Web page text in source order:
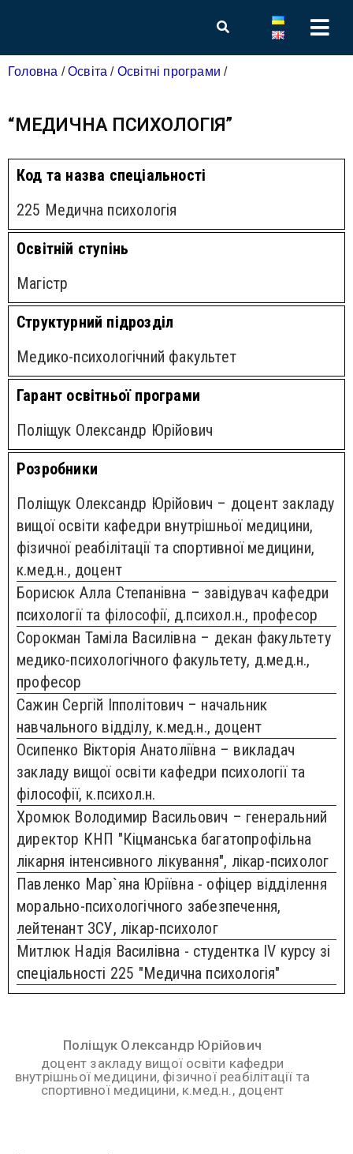
Головна /Освіта / Освітні програми /
“МЕДИЧНА ПСИХОЛОГІЯ”
Код та назва спеціальності
225 Медична психологія
Освітній ступінь
Магістр
Структурний підрозділ
Медико-психологічний факультет
Гарант освітньої програми
Поліщук Олександр Юрійович
Розробники
Поліщук Олександр Юрійович – доцент закладу
вищої освіти кафедри внутрішньої медицини,
фізичної реабілітації та спортивної медицини,
к.мед.н., доцент
Борисюк Алла Степанівна – завідувач кафедри
психології та філософії, д.психол.н., професор
Сорокман Таміла Василівна – декан факультету
медико-психологічного факультету, д.мед.н.,
професор
Сажин Сергій Іпполітович – начальник
навчального відділу, к.мед.н., доцент
Осипенко Вікторія Анатоліївна – викладач
закладу вищої освіти кафедри психології та
філософії, к.психол.н.
Хромюк Володимир Васильович – генеральний
директор КНП "Кіцманська багатопрофільна
лікарня інтенсивного лікування", лікар-психолог
Павленко Мар`яна Юріївна - офіцер відділення
морально-психологічного забезпечення,
лейтенант ЗСУ, лікар-психолог
Митлюк Надія Василівна - студентка IV курсу зі
спеціальності 225 "Медична психологія"
Поліщук Олександр Юрійович
доцент закладу вищої освіти кафедри
внутрішньої медицини, фізичної реабілітації та
спортивної медицини, к.мед.н., доцент